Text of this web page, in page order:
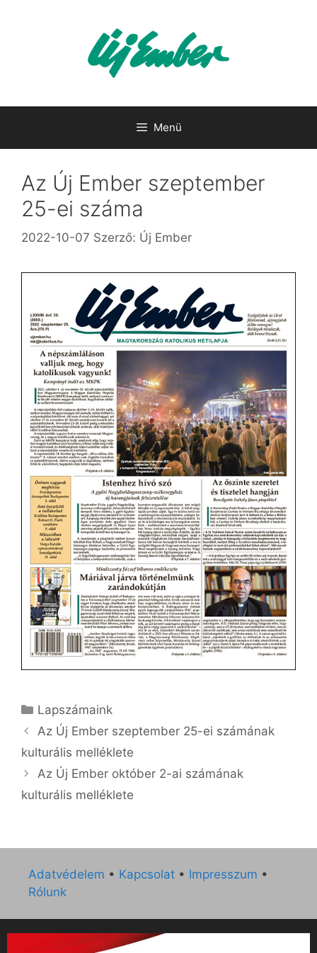
Menü
Az Új Ember szeptember
25-ei száma
2022-10-07 Szerző: Új Ember
Kategória
Lapszámaink
Az Új Ember szeptember 25-ei számának
kulturális melléklete
Az Új Ember október 2-ai számának
kulturális melléklete
Adatvédelem • Kapcsolat • Impresszum •
Rólunk